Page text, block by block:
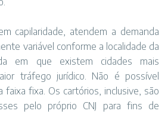
capilaridade, atendem a demanda
variável conforme a localidade da
em que existem cidades mais
tráfego jurídico. Não é possível
faixa fixa. Os cartórios, inclusive, são
pelo próprio CNJ para fins de